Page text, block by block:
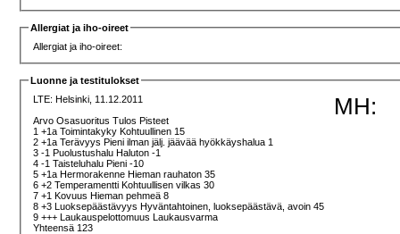
Allergiat ja iho-oireet
Allergiat ja iho-oireet:
Luonne ja testitulokset
LTE:Helsinki, 11.12.2011
Arvo Osasuoritus Tulos Pisteet
1 +1a Toimintakyky Kohtuullinen 15
2 +1a Terävyys Pieni ilman jälj. jäävää hyökkäyshalua 1
3 -1 Puolustushalu Haluton -1
4 -1 Taisteluhalu Pieni -10
5 +1a Hermorakenne Hieman rauhaton 35
6 +2 Temperamentti Kohtuullisen vilkas 30
7 +1 Kovuus Hieman pehmeä 8
8 +3 Luoksepäästävyys Hyväntahtoinen, luoksepäästävä, avoin 45
9 +++ Laukauspelottomuus Laukausvarma
Yhteensä 123
MH: